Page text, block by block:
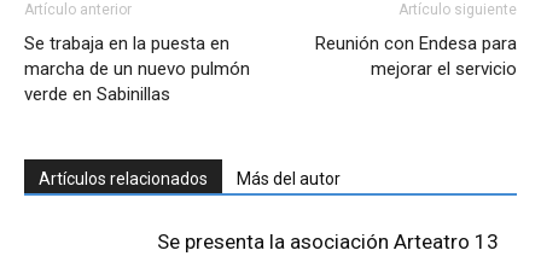
Artículo anterior
Se trabaja en la puesta en
marcha de un nuevo pulmón
verde en Sabinillas
Artículo siguiente
Reunión con Endesa para
mejorar el servicio
Artículos relacionados Más del autor
Se presenta la asociación Arteatro 13